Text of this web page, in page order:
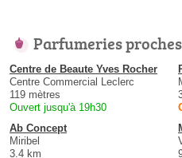
Parfumeries proches
Centre de Beaute Yves Rocher
Centre Commercial Leclerc
119 mètres
Ouvert jusqu'à 19h30
Ab Concept
Miribel
3.4 km